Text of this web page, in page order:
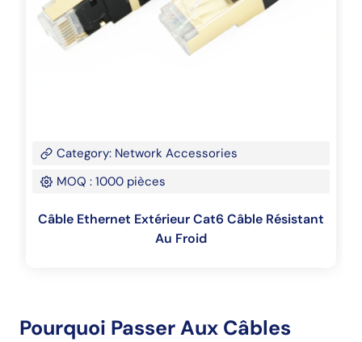
Category: Network Accessories
MOQ : 1000 pièces
Câble Ethernet Extérieur Cat6 Câble Résistant
Au Froid
Pourquoi Passer Aux Câbles